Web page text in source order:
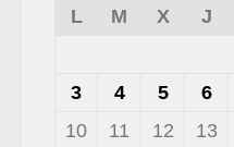
L
M X J
3
4 5 6
10
11 12 13